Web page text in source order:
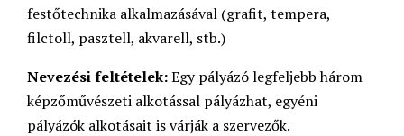
festőtechnika alkalmazásával (grafit, tempera,
filctoll, pasztell, akvarell, stb.)
Nevezési feltételek:Egy pályázó legfeljebb három
képzőművészeti alkotással pályázhat, egyéni
pályázók alkotásait is várják a szervezők.